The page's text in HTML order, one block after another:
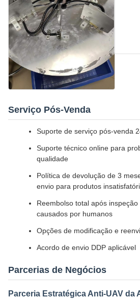
Serviço Pós-Venda
Suporte de serviço pós-venda
Suporte técnico online para
qualidade
Política de devolução de 3
envio para produtos
Reembolso total após
causados ​​por humanos
Opções de modificação e
Acordo de envio DDP aplicável
Parcerias de Negócios
Parceria Estratégica Anti-UAV da